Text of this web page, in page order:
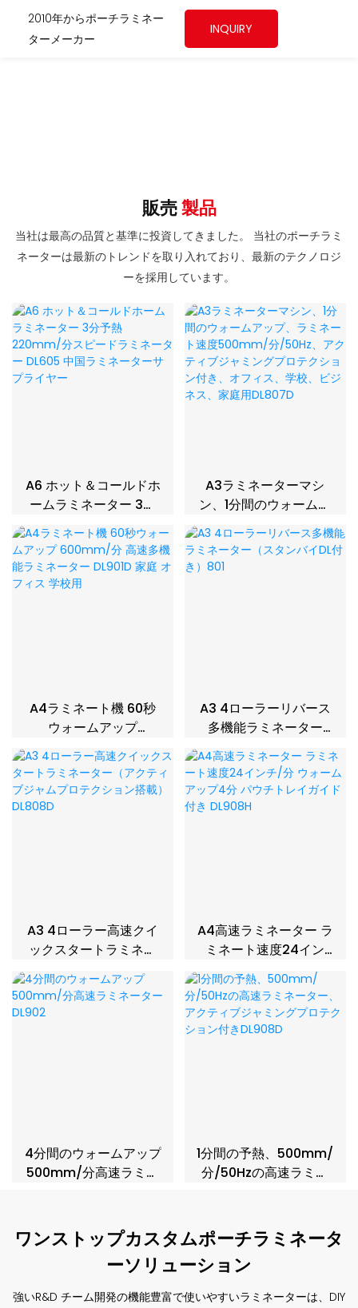
2010年からポーチラミネー
ターメーカー
INQUIRY
販売製品
当社は最高の品質と基準に投資してきました。 当社のポーチラミ
ネーターは最新のトレンドを取り入れており、最新のテクノロジ
ーを採用しています。
A6 ホット＆コールドホ
ームラミネーター 3分
予熱 220mm/分スピー
ドラミネーター DL605
中国ラミネーターサプ
ライヤー
A3ラミネーターマシ
ン、1分間のウォームア
ップ、ラミネート速度
500mm/分/50Hz、ア
クティブジャミングプ
A4ラミネート機 60秒
ウォームアップ
600mm/分 高速多機能
ラミネーター DL901D
家庭 オフィス 学校用
A3 4ローラーリバース
多機能ラミネーター
（スタンバイDL付き）
801
A3 4ローラー高速クイ
ックスタートラミネー
ター（アクティブジャ
ムプロテクション搭
載）DL808D
A4高速ラミネーター ラ
ミネート速度24イン
チ/分 ウォームアップ4
分 パウチトレイガイド
付き DL908H
4分間のウォームアップ
500mm/分高速ラミネ
1分間の予熱、500mm/
分/50Hzの高速ラミネ
ン付きDL908D
ワンストップカスタムポーチラミネータ
ーソリューション
強いR&D チーム開発の機能豊富で使いやすいラミネーターは、DIY